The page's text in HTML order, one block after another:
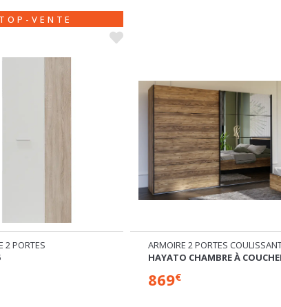
2 PORTES COULISSANTES
CHAMBRE À COUCHER
LIT COFFRE
VANKKA
649€